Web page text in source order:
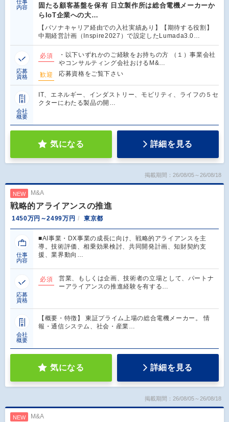
仕事
内容
固たる顧客基盤を保有 日立製作所は総合電機メーカーか
らIoT企業への大…
【パソナキャリア経由での入社実績あり】【期待する役割】
中期経営計画（Inspire2027）で設定したLumada3.0…
応募
資格
必須
・以下いずれかのご経験をお持ちの方 （１）事業会社
やコンサルティング会社おけるM&…
歓迎
応募資格をご覧下さい
会社
概要
IT、エネルギー、インダストリー、モビリティ、ライフの５セ
クターにわたる製品の開…
気になる 詳細を見る
掲載期間：26/08/05～26/08/18
NEW M&A
戦略的アライアンスの推進
1450万円～2499万円 東京都
仕事
内容
■AI事業・DX事業の成長に向け、戦略的アライアンスを主
導。技術評価、相乗効果検討、共同開発計画、知財契約支
援、業界動向…
応募
資格
必須
営業、もしくは企画、技術者の立場として、パートナ
ーアライアンスの推進経験を有する…
会社
概要
【概要・特徴】 東証プライム上場の総合電機メーカー。 情
報・通信システム、社会・産業…
気になる 詳細を見る
掲載期間：26/08/05～26/08/18
NEW M&A